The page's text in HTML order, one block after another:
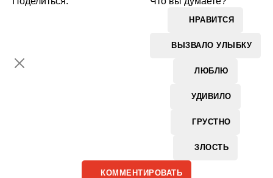
НРАВИТСЯ
ВЫЗВАЛО УЛЫБКУ
ЛЮБЛЮ
УДИВИЛО
ГРУСТНО
ЗЛОСТЬ
КОММЕНТИРОВАТЬ